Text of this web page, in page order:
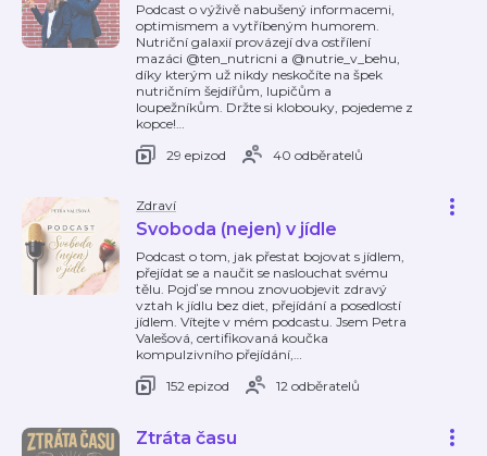
Podcast o výživě nabušený informacemi,
optimismem a vytříbeným humorem.
Nutriční galaxií provázejí dva ostřílení
mazáci @ten_nutricni a @nutrie_v_behu,
díky kterým už nikdy neskočíte na špek
nutričním šejdířům, lupičům a
loupežníkům. Držte si klobouky, pojedeme z
kopce!…
29 epizod
40 odběratelů
Zdraví
Svoboda (nejen) v jídle
Podcast o tom, jak přestat bojovat s jídlem,
přejídat se a naučit se naslouchat svému
tělu. Pojď se mnou znovuobjevit zdravý
vztah k jídlu bez diet, přejídání a posedlostí
jídlem. Vítejte v mém podcastu. Jsem Petra
Valešová, certifikovaná koučka
kompulzivního přejídání,…
152 epizod
12 odběratelů
Ztráta času